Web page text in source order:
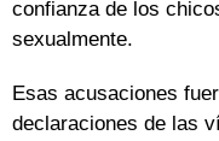
confianza de los
sexualmente.
Esas acusaciones
declaraciones de las